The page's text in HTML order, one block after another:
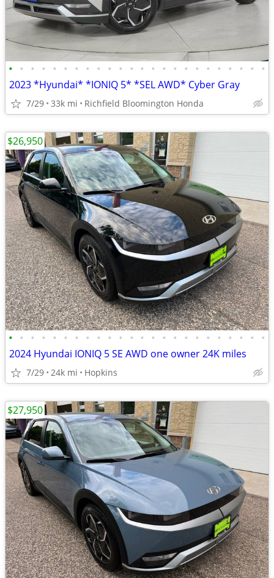
• • • • • • • • • • • • • • • • • • • • • • • •
2023 *Hyundai* *IONIQ 5* *SEL AWD* Cyber Gray
7/29 33k mi Richfield Bloomington Honda
• • • • • • • • • • • • • • • • • • • • • • • •
2024 Hyundai IONIQ 5 SE AWD one owner 24K miles
7/29 24k mi Hopkins
$26,950
$27,950